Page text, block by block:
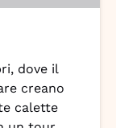
dove il
creano
calette